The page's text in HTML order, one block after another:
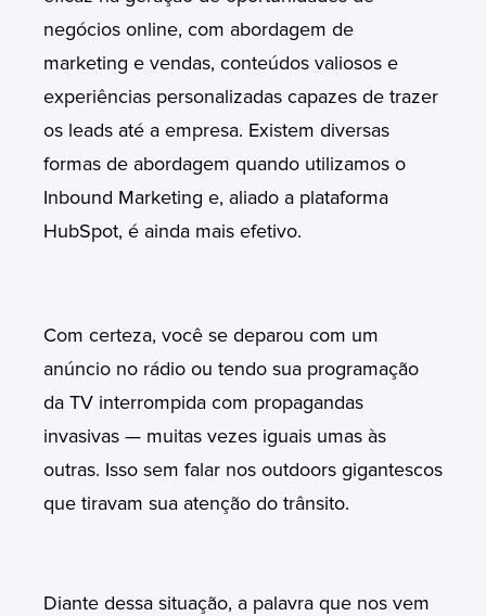
negócios online, com abordagem de
marketing e vendas, conteúdos valiosos e
experiências personalizadas capazes de trazer
os leads até a empresa. Existem diversas
formas de abordagem quando utilizamos o
Inbound Marketing e, aliado a plataforma
HubSpot, é ainda mais efetivo.
Com certeza, você se deparou com um
anúncio no rádio ou tendo sua programação
da TV interrompida com propagandas
invasivas — muitas vezes iguais umas às
outras. Isso sem falar nos outdoors gigantescos
que tiravam sua atenção do trânsito.
Diante dessa situação, a palavra que nos vem